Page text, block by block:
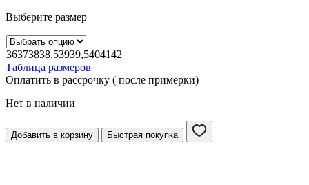
Выберите размер
36373838,53939,5404142
Таблица размеров
Оплатить в рассрочку ( после примерки)
Нет в наличии
Добавить в корзину Быстрая покупка